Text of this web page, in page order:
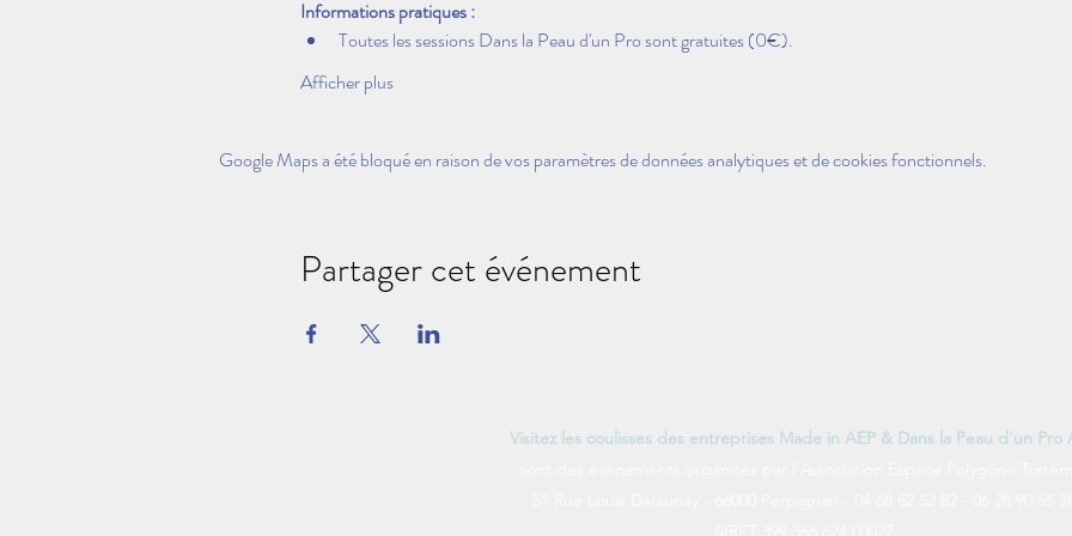
Informations pratiques :
Toutes les sessions Dans la Peau d'un Pro sont gratuites (0€).
Afficher plus
Google Maps a été bloqué en raison de vos paramètres de données analytiques et de cookies fonctionnels.
Partager cet événement
Visitez les coulisses des entreprises Made in AEP & Dans la Peau d'un Pro